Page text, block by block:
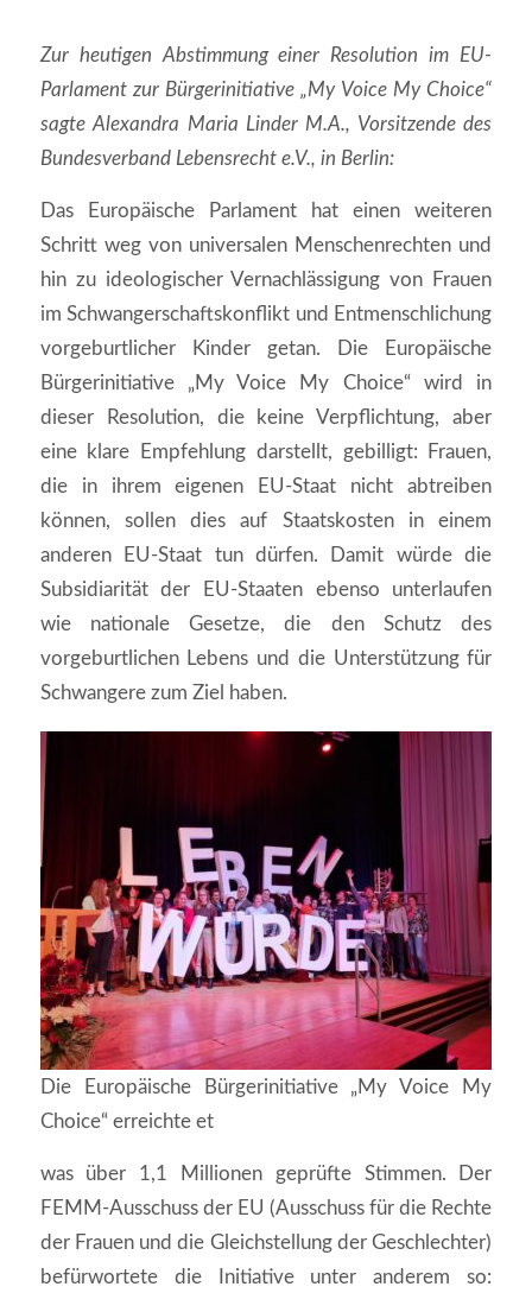
Zur heutigen Abstimmung einer Resolution im EU-
Parlament zur Bürgerinitiative „My Voice My Choice“
sagte Alexandra Maria Linder M.A., Vorsitzende des
Bundesverband Lebensrecht e.V., in Berlin:
Das Europäische Parlament hat einen weiteren
Schritt weg von universalen Menschenrechten und
hin zu ideologischer Vernachlässigung von Frauen
im Schwangerschaftskonflikt und Entmenschlichung
vorgeburtlicher Kinder getan. Die Europäische
Bürgerinitiative „My Voice My Choice“ wird in
dieser Resolution, die keine Verpflichtung, aber
eine klare Empfehlung darstellt, gebilligt: Frauen,
die in ihrem eigenen EU-Staat nicht abtreiben
können, sollen dies auf Staatskosten in einem
anderen EU-Staat tun dürfen. Damit würde die
Subsidiarität der EU-Staaten ebenso unterlaufen
wie nationale Gesetze, die den Schutz des
vorgeburtlichen Lebens und die Unterstützung für
Schwangere zum Ziel haben.
Die Europäische Bürgerinitiative „My Voice My
Choice“ erreichte et
was über 1,1 Millionen geprüfte Stimmen. Der
FEMM-Ausschuss der EU (Ausschuss für die Rechte
der Frauen und die Gleichstellung der Geschlechter)
befürwortete die Initiative unter anderem so: